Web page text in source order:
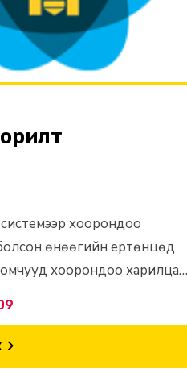
системээр хоорондоо
өнөөгийн ертөнцөд
томчууд хоорондоо харилцах
замуудтай байнга учирч